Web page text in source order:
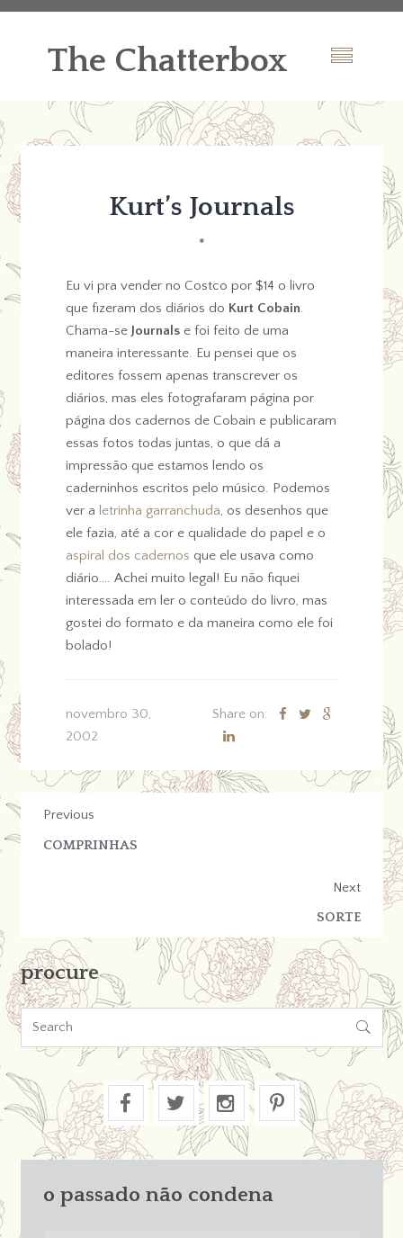
The Chatterbox
Kurt’s Journals
*
Eu vi pra vender no Costco por $14 o livro
que fizeram dos diários do Kurt Cobain.
Chama-se Journalse foi feito de uma
maneira interessante. Eu pensei que os
editores fossem apenas transcrever os
diários, mas eles fotografaram página por
página dos cadernos de Cobain e publicaram
essas fotos todas juntas, o que dá a
impressão que estamos lendo os
caderninhos escritos pelo músico. Podemos
ver a letrinha garranchuda, os desenhos que
ele fazia, até a cor e qualidade do papel e o
aspiral dos cadernos que ele usava como
diário…. Achei muito legal! Eu não fiquei
interessada em ler o conteúdo do livro, mas
gostei do formato e da maneira como ele foi
bolado!
novembro 30,
2002
Share on:
Previous
COMPRINHAS
Next
SORTE
procure

o passado não condena